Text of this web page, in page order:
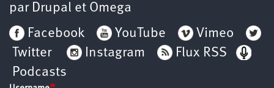
par Drupal et Omega
Facebook
YouTube
Vimeo
Twitter
Instagram
Flux RSS
Podcasts